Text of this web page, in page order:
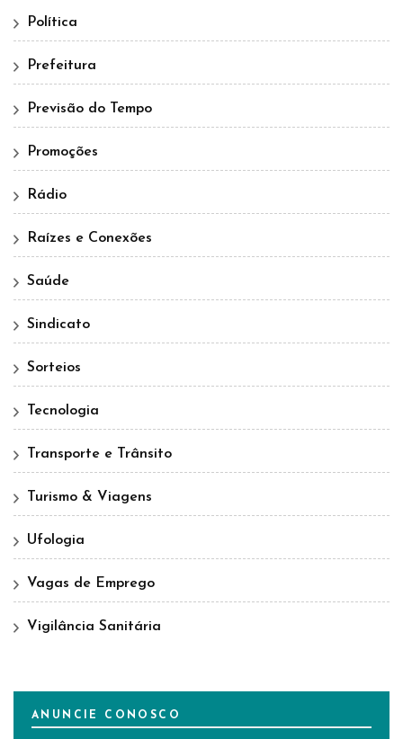
Política
Prefeitura
Previsão do Tempo
Promoções
Rádio
Raízes e Conexões
Saúde
Sindicato
Sorteios
Tecnologia
Transporte e Trânsito
Turismo & Viagens
Ufologia
Vagas de Emprego
Vigilância Sanitária
ANUNCIE CONOSCO